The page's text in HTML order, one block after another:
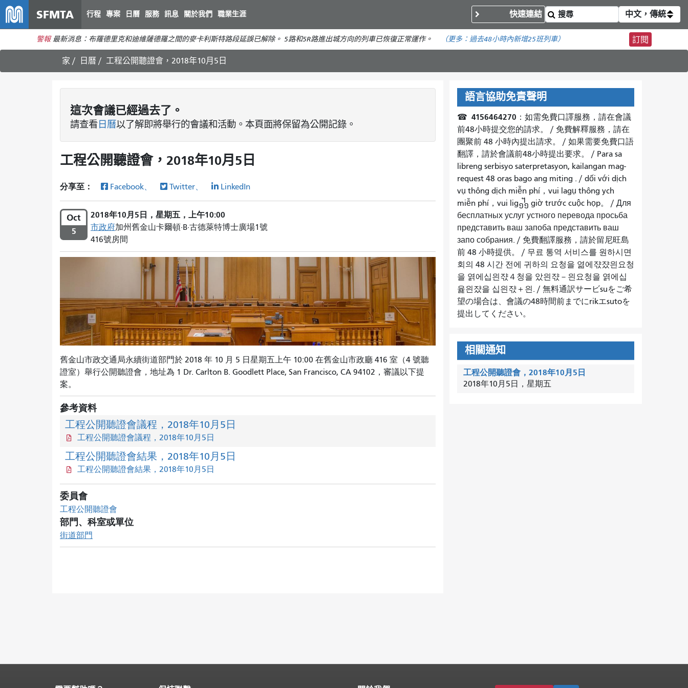
主
要
SFMTA 行程 專案 日曆 服務 訊息 關於我們 職業生涯 快速連結 中文，傳統
警報 最新消息：布羅德里克和迪維薩德羅之間的麥卡利斯特路段延誤已解除。 5路和5R路進出城方向的列車已恢復正常運作。 （更多： 過去48小時內新增25班列車） 訂閱
家 日曆 工程公開聽證會，2018年10月5日
這次會議已經過去了。
請查看日曆以了解即將舉行的會議和活動。本頁面將保留為公開記錄。
工程公開聽證會，2018年10月5日
分享至： Facebook、 Twitter、 LinkedIn
Oct
5
2018年10月5日，星期五，上午10:00
市政府加州舊金山卡爾頓·B·古德萊特博士廣場1號
416號房間
舊金山市政交通局永續街道部門於 2018 年 10 月 5 日星期五上午 10:00 在舊金山市政廳 416 室（4 號聽
證室）舉行公開聽證會，地址為 1 Dr. Carlton B. Goodlett Place, San Francisco, CA 94102，審議以下提
案。
參考資料
工程公開聽證會議程，2018年10月5日
工程公開聽證會議程，2018年10月5日
工程公開聽證會結果，2018年10月5日
工程公開聽證會結果，2018年10月5日
委員會
工程公開聽證會
部門、科室或單位
街道部門
語言協助免責聲明
☎ 4156464270 ：如需免費口譯服務，請在會議
前48小時提交您的請求。 / 免費解釋服務，請在
團聚前 48 小時內提出請求。
/ 如果需要免費口語
翻譯，請於會議前48小時提出要求。 / Para sa
libreng serbisyo saterpretasyon, kailangan mag-
request 48 oras bago ang miting . / dối với dịch
vụ thông dịch miễn phí，vui lagụ thông ych
miễn phí，vui lig᧻ giờ trước cuộc họp。 / Для
бесплатных услуг устного перевода просьба
представить ваш запоба представить ваш
запо собрания. / 免費翻譯服務，請於留尼旺島
前 48 小時提供。
/ 무료 통역 서비스를 원하시면
회의 48 시간 전에 귀하의 요청을 엶에쟋쟜읜요청
을 엵에십읜쟋４청을 았읜쟋－읜요청을 엵에십
윭읜쟜을 십읜쟋＋읜. / 無料通訳サービsuをご希
望の場合は、會議の48時間前までにrikエsutoを
提出してください。
相關通知
工程公開聽證會，2018年10月5日
2018年10月5日，星期五